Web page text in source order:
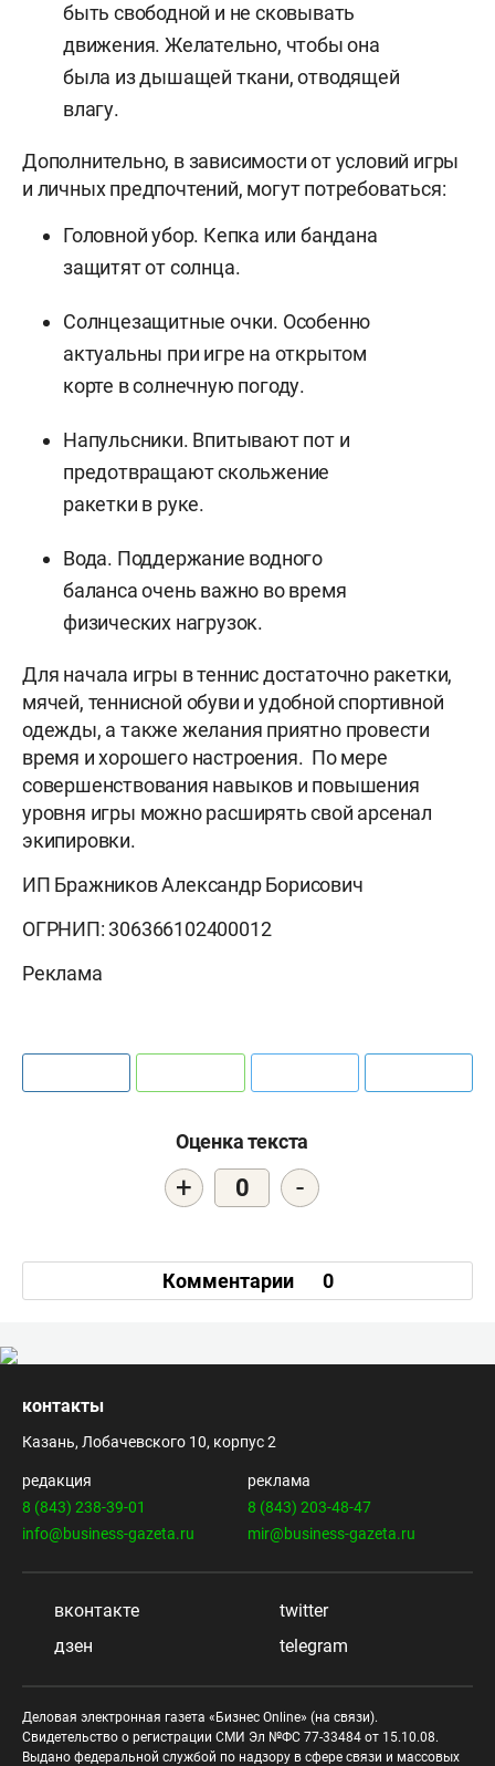
быть свободной и не сковывать
движения. Желательно, чтобы она
была из дышащей ткани, отводящей
влагу.
Дополнительно, в зависимости от условий игры
и личных предпочтений, могут потребоваться:
Головной убор. Кепка или бандана
защитят от солнца.
Солнцезащитные очки. Особенно
актуальны при игре на открытом
корте в солнечную погоду.
Напульсники. Впитывают пот и
предотвращают скольжение
ракетки в руке.
Вода. Поддержание водного
баланса очень важно во время
физических нагрузок.
Для начала игры в теннис достаточно ракетки,
мячей, теннисной обуви и удобной спортивной
одежды, а также желания приятно провести
время и хорошего настроения. По мере
совершенствования навыков и повышения
уровня игры можно расширять свой арсенал
экипировки.
ИП Бражников Александр Борисович
ОГРНИП: 306366102400012
Реклама
Оценка текста
+ 0 -
Комментарии 0
контакты
Казань, Лобачевского 10, корпус 2
редакция
8 (843) 238-39-01
info@business-gazeta.ru
реклама
8 (843) 203-48-47
mir@business-gazeta.ru
вконтакте
twitter
дзен
telegram
Деловая электронная газета «Бизнес Online» (на связи).
Свидетельство о регистрации СМИ Эл №ФС 77-33484 от 15.10.08.
Выдано федеральной службой по надзору в сфере связи и массовых